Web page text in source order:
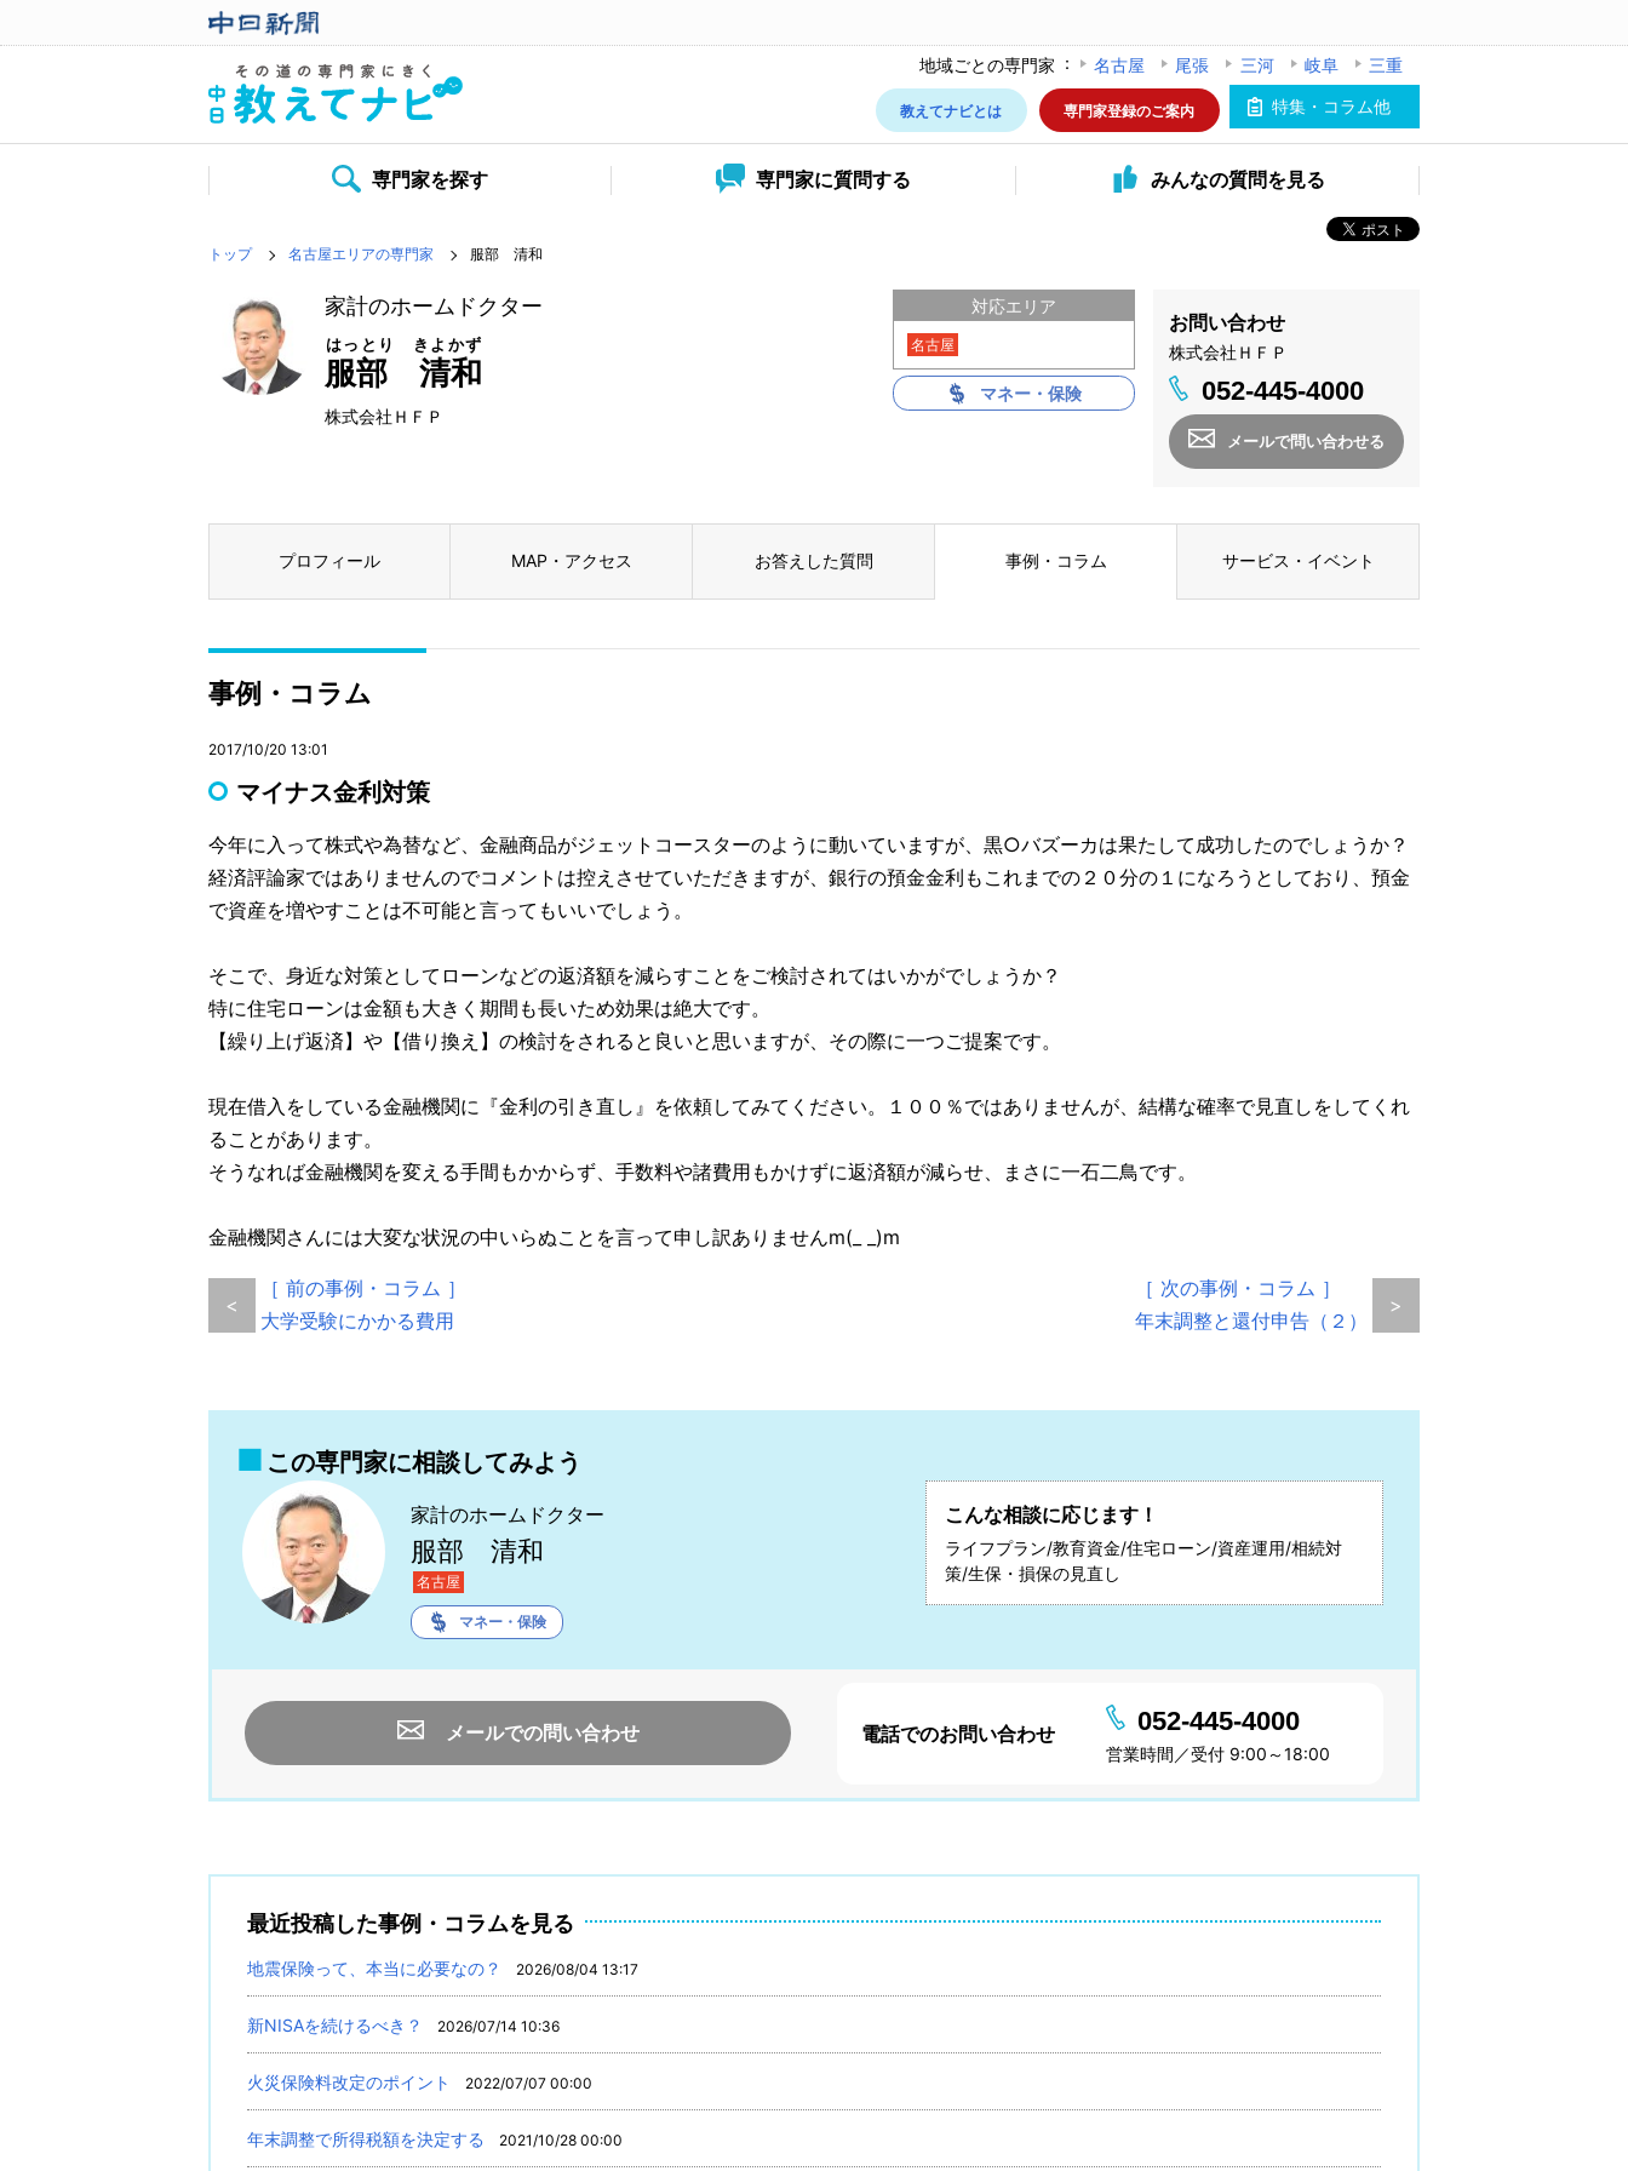
地域ごとの専門家 名古屋 尾張 三河 岐阜
三重
特集・コラム他
教えてナビとは 専門家登録のご案内
専門家を探す 専門家に質問する みんなの質問を見る
トップ 名古屋エリアの専門家 服部 清和
家計のホームドクター
服部 清和
はっとり きよかず
株式会社ＨＦＰ
お問い合わせ
株式会社ＨＦＰ
052-445-4000
メールで問い合わせる
対応エリア
名古屋
マネー・保険
プロフィール MAP・アクセス お答えした質問 事例・コラム サービス・イベント
事例・コラム
2017/10/20 13:01
マイナス金利対策
今年に入って株式や為替など、金融商品がジェットコースターのように動いていますが、黒○バズーカは果たして成功したのでしょうか？
経済評論家ではありませんのでコメントは控えさせていただきますが、銀行の預金金利もこれまでの２０分の１になろうとしており、預金
で資産を増やすことは不可能と言ってもいいでしょう。
そこで、身近な対策としてローンなどの返済額を減らすことをご検討されてはいかがでしょうか？
特に住宅ローンは金額も大きく期間も長いため効果は絶大です。
【繰り上げ返済】や【借り換え】の検討をされると良いと思いますが、その際に一つご提案です。
現在借入をしている金融機関に『金利の引き直し』を依頼してみてください。１００％ではありませんが、結構な確率で見直しをしてくれ
ることがあります。
そうなれば金融機関を変える手間もかからず、手数料や諸費用もかけずに返済額が減らせ、まさに一石二鳥です。
金融機関さんには大変な状況の中いらぬことを言って申し訳ありませんm(_ _)m
<
［ 前の事例・コラム ］
大学受験にかかる費用
［ 次の事例・コラム ］
年末調整と還付申告（２）
>
この専門家に相談してみよう
家計のホームドクター
服部 清和
名古屋
マネー・保険
こんな相談に応じます！
ライフプラン/教育資金/住宅ローン/資産運用/相続対
策/生保・損保の見直し
メールでの問い合わせ 電話でのお問い合わせ 052-445-4000
営業時間／受付 9:00～18:00
最近投稿した事例・コラムを見る
地震保険って、本当に必要なの？ 2026/08/04 13:17
新NISAを続けるべき？ 2026/07/14 10:36
火災保険料改定のポイント 2022/07/07 00:00
年末調整で所得税額を決定する 2021/10/28 00:00